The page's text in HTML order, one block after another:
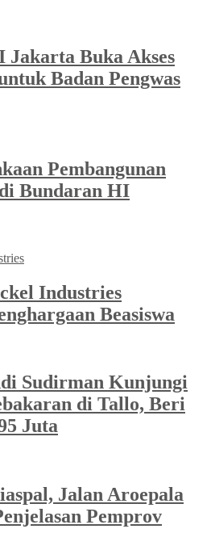
Jakarta Buka Akses
Badan Pengwas
Pembangunan
Bundaran HI
Industries
Beasiswa
Sudirman Kunjungi
di Tallo, Beri
Juta
Jalan Aroepala
Pemprov